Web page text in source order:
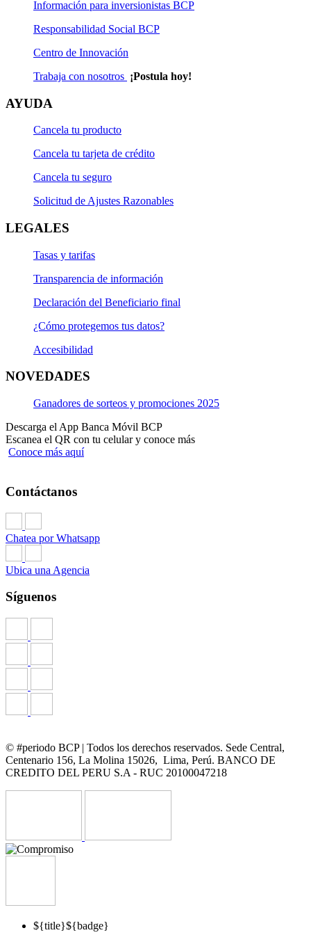
Información para inversionistas BCP
Responsabilidad Social BCP
Centro de Innovación
Trabaja con nosotros ¡Postula hoy!
AYUDA
Cancela tu producto
Cancela tu tarjeta de crédito
Cancela tu seguro
Solicitud de Ajustes Razonables
LEGALES
Tasas y tarifas
Transparencia de información
Declaración del Beneficiario final
¿Cómo protegemos tus datos?
Accesibilidad
NOVEDADES
Ganadores de sorteos y promociones 2025
Descarga el App Banca Móvil BCP
Escanea el QR con tu celular y conoce más
Conoce más aquí
Contáctanos
Chatea por Whatsapp
Ubica una Agencia
Síguenos
© #periodo BCP | Todos los derechos reservados. Sede Central,
Centenario 156, La Molina 15026, Lima, Perú. BANCO DE
CREDITO DEL PERU S.A - RUC 20100047218
${title}${badge}